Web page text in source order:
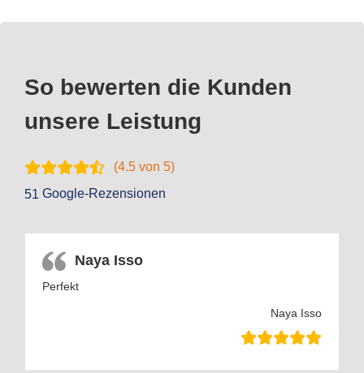
So bewerten die Kunden
unsere Leistung
(4.5 von 5)
51 Google-Rezensionen
Naya Isso
Perfekt
Naya Isso